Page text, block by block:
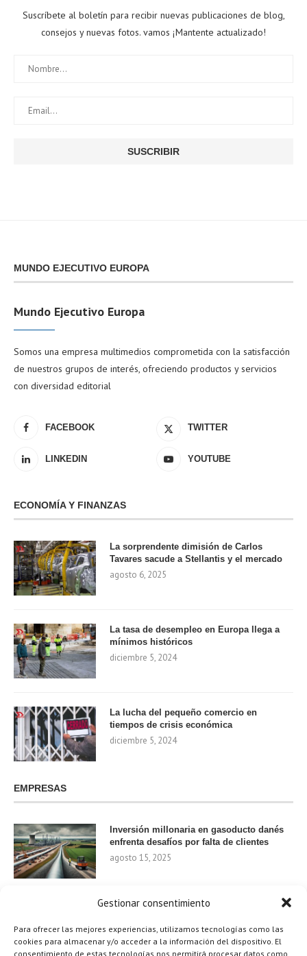
Gestionar consentimiento
Para ofrecer las mejores experiencias, utilizamos tecnologías como las
cookies para almacenar y/o acceder a la información del dispositivo. El
consentimiento de estas tecnologías nos permitirá procesar datos como
Suscríbete al boletín para recibir nuevas publicaciones de blog,
consejos y nuevas fotos. vamos ¡Mantente actualizado!
MUNDO EJECUTIVO EUROPA
Mundo Ejecutivo Europa
Somos una empresa multimedios comprometida con la satisfacción
de nuestros grupos de interés, ofreciendo productos y servicios
con diversidad editorial
FACEBOOK TWITTER
LINKEDIN YOUTUBE
ECONOMÍA Y FINANZAS
La sorprendente dimisión de Carlos
Tavares sacude a Stellantis y el mercado
agosto 6, 2025
La tasa de desempleo en Europa llega a
mínimos históricos
diciembre 5, 2024
La lucha del pequeño comercio en
tiempos de crisis económica
diciembre 5, 2024
EMPRESAS
Inversión millonaria en gasoducto danés
enfrenta desafíos por falta de clientes
agosto 15, 2025
de IA para 2024
agosto 9, 2025